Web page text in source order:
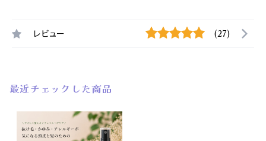
レビュー (27)
最近チェックした商品